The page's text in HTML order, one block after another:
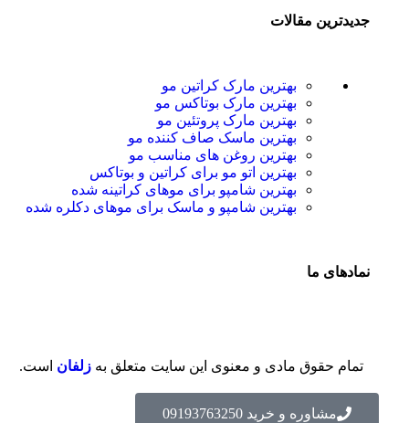
جدیدترین مقالات
بهترین مارک کراتین مو
بهترین مارک بوتاکس مو
بهترین مارک پروتئین مو
بهترین ماسک صاف کننده مو
بهترین روغن های مناسب مو
بهترین اتو مو برای کراتین و بوتاکس
بهترین شامپو برای موهای کراتینه شده
بهترین شامپو و ماسک برای موهای دکلره شده
نمادهای ما
تمام حقوق مادی و معنوی این سایت متعلق بهزلفان است.
مشاوره و خرید 09193763250